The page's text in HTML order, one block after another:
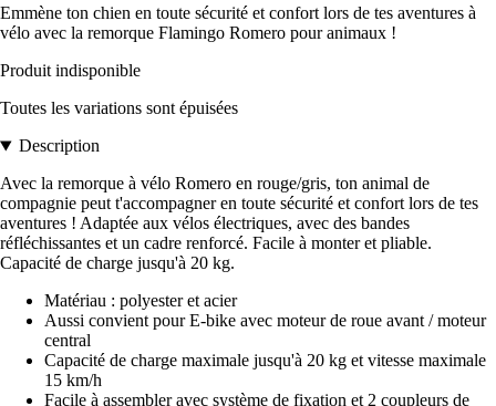
Emmène ton chien en toute sécurité et confort lors de tes aventures à
vélo avec la remorque Flamingo Romero pour animaux !
Produit indisponible
Toutes les variations sont épuisées
Description
Avec la remorque à vélo Romero en rouge/gris, ton animal de
compagnie peut t'accompagner en toute sécurité et confort lors de tes
aventures ! Adaptée aux vélos électriques, avec des bandes
réfléchissantes et un cadre renforcé. Facile à monter et pliable.
Capacité de charge jusqu'à 20 kg.
Matériau : polyester et acier
Aussi convient pour E-bike avec moteur de roue avant / moteur
central
Capacité de charge maximale jusqu'à 20 kg et vitesse maximale
15 km/h
Facile à assembler avec système de fixation et 2 coupleurs de